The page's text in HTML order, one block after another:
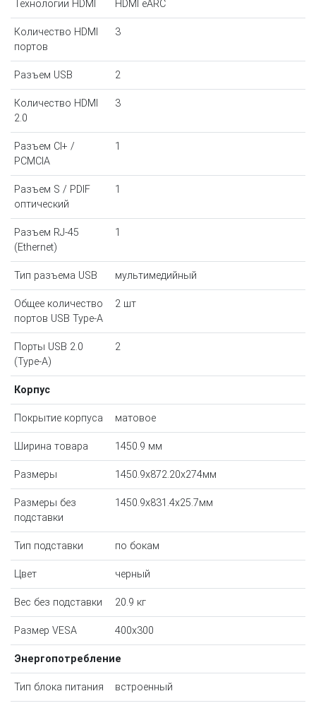
Технологии HDMI HDMI eARC
Количество HDMI
портов
3
Разъем USB 2
Количество HDMI
2.0
3
Разъем CI+ /
PCMCIA
1
Разъем S / PDIF
оптический
1
Разъем RJ-45
(Ethernet)
1
Тип разъема USB мультимедийный
Общее количество
портов USB Type-A
2 шт
Порты USB 2.0
(Type-A)
2
Корпус
Покрытие корпуса матовое
Ширина товара 1450.9 мм
Размеры 1450.9x872.20x274мм
Размеры без
подставки
1450.9x831.4x25.7мм
Тип подставки по бокам
Цвет черный
Вес без подставки 20.9 кг
Размер VESA 400x300
Энергопотребление
Тип блока питания встроенный